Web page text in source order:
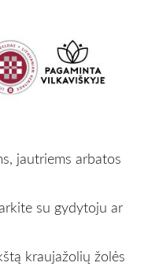
jautriems arbatos
su gydytoju ar
kraujažolių žolės